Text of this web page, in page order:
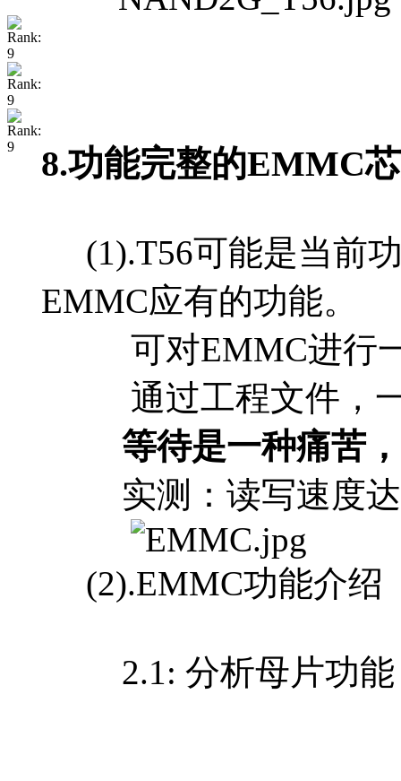
8.功能完整的EMMC
(1).T56可能是当前
EMMC应有的功能。
可对EMMC进行一
通过工程文件，
等待是一种痛苦，
实测：读写速度达
(2).EMMC功能介绍
2.1: 分析母片功能